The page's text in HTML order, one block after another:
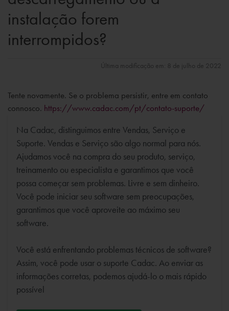
instalação forem
interrompidos?
Última modificação em: 8 de julho de 2022
Tente novamente. Se o problema persistir, entre em contato
connosco. https://www.cadac.com/pt/contato-suporte/
Na Cadac, distinguimos entre Vendas, Serviço e
Suporte. Vendas e Serviço são algo normal para nós.
Ajudamos você na compra do seu produto, serviço,
treinamento ou especialista e garantimos que você
possa começar sem problemas. Livre e sem dinheiro.
Você pode iniciar seu software sem preocupações,
garantimos que você aproveite ao máximo seu
software.
Você está enfrentando problemas técnicos de software?
Assim, você pode usar o suporte Cadac. Ao enviar as
informações corretas, podemos ajudá-lo o mais rápido
possível